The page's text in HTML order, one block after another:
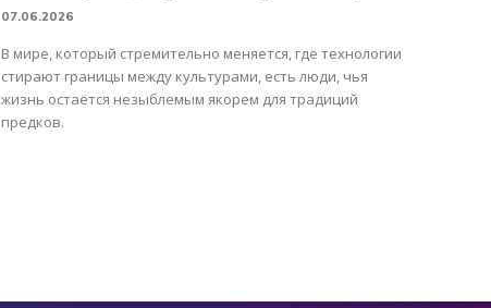
07.06.2026
В мире, который стремительно меняется, где технологии
стирают границы между культурами, есть люди, чья
жизнь остаётся незыблемым якорем для традиций
предков.